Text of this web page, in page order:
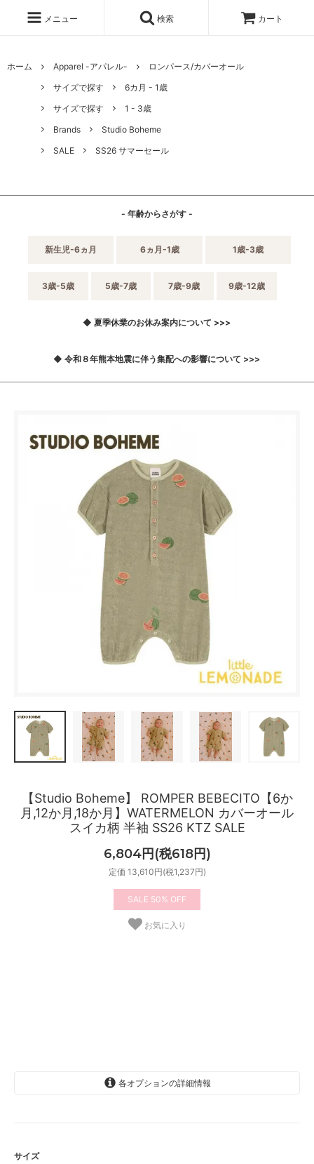
メニュー 検索 カート
ホーム Apparel -アパレル-
ロンパース/カバーオール
サイズで探す
6カ月 - 1歳
サイズで探す
1 - 3歳
Brands
Studio Boheme
SALE
SS26 サマーセール
- 年齢からさがす -
新生児-6ヵ月 6ヵ月-1歳 1歳-3歳
3歳-5歳 5歳-7歳 7歳-9歳 9歳-12歳
◆ 夏季休業のお休み案内について >>>
◆ 令和８年熊本地震に伴う集配への影響について >>>
【Studio Boheme】 ROMPER BEBECITO【6か
月,12か月,18か月】WATERMELON カバーオール
スイカ柄 半袖 SS26 KTZ SALE
6,804円(税618円)
定価 13,610円(税1,237円)
50%
お気に入り
各オプションの詳細情報
サイズ